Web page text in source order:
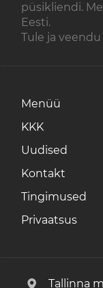
püsikliendi.
Eesti.
Tule ja veendu
Menüü
KKK
Uudised
Kontakt
Tingimused
Privaatsus
Tallinna